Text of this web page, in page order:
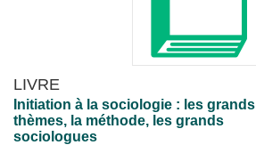
LIVRE
Initiation à la sociologie : les grands
thèmes, la méthode, les grands
sociologues